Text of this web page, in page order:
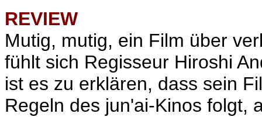
REVIEW
Mutig, mutig, ein Film über
fühlt sich Regisseur Hiroshi
ist es zu erklären, dass sein
Regeln des jun'ai-Kinos folgt,